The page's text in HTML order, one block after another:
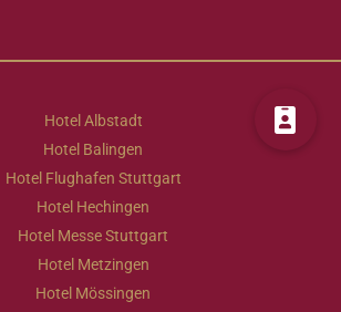
Hotel Albstadt
Hotel Balingen
Hotel Flughafen Stuttgart
Hotel Hechingen
Hotel Messe Stuttgart
Hotel Metzingen
Hotel Mössingen